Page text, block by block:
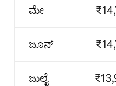
ಮೇ
ಜೂನ್
ಜುಲೈ